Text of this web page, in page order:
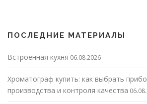
ПОСЛЕДНИЕ МАТЕРИАЛЫ
Встроенная кухня 06.08.2026
Хроматограф купить: как выбрать
производства и контроля качества